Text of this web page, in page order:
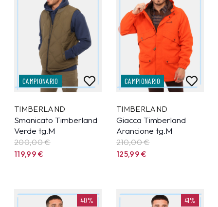
CAMPIONARIO
TIMBERLAND
Smanicato Timberland
Verde tg.M
200,00 €
119,99€
CAMPIONARIO
TIMBERLAND
Giacca Timberland
Arancione tg.M
210,00 €
125,99€
40% 41%